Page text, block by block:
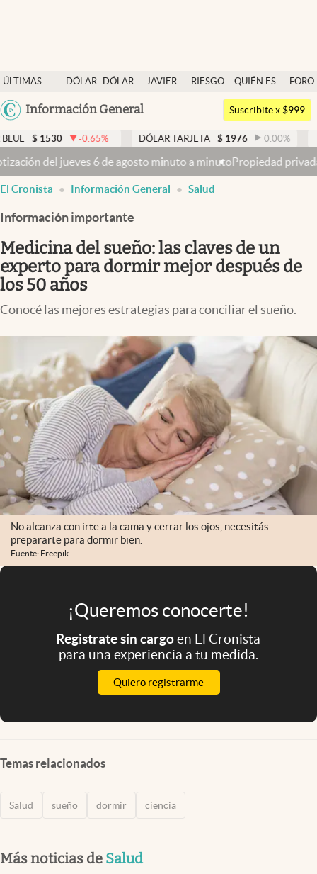
ÚLTIMAS
NOTICIAS
DÓLAR
DÓLAR
JAVIER
RIESGO
QUIÉN ES
QUIÉN
FORO
Argentina
México
USA
Información General
Dólar
Members
Economía y Política
Finanzas y Mercados
Mercados Online
Negocios
Columnistas
Otras secciones
Clima
Mundial 2026
Eventos Corporativos
El Cronista Studio
Mediakit
abre en nueva pestaña
Argentina
Suscribite x $999
-0.65 DÓLAR TARJETA $ 1976 0.00% DÓLAR MEP
a minutoPropiedad privada: con cruces y chicanas, el
El Cronista Información General Salud
Información importante
Medicina del sueño: las claves de un
experto para dormir mejor después de
los 50 años
Conocé las mejores estrategias para conciliar el sueño.
No alcanza con irte a la cama y cerrar los ojos, necesitás
prepararte para dormir bien.
Fuente: Freepik
¡Queremos conocerte!
Registrate sin cargoen El Cronista
para una experiencia a tu medida.
Quiero registrarme
Temas relacionados
Salud sueño dormir ciencia
Más noticias de Salud